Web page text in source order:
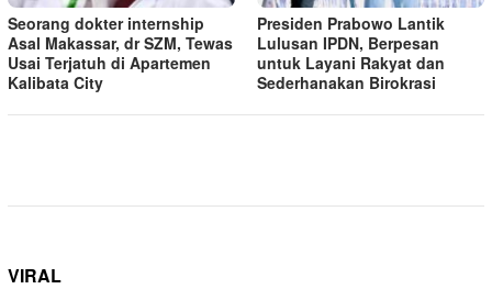
Seorang dokter internship
Asal Makassar, dr SZM, Tewas
Usai Terjatuh di Apartemen
Kalibata City
Presiden Prabowo Lantik
Lulusan IPDN, Berpesan
untuk Layani Rakyat dan
Sederhanakan Birokrasi
VIRAL